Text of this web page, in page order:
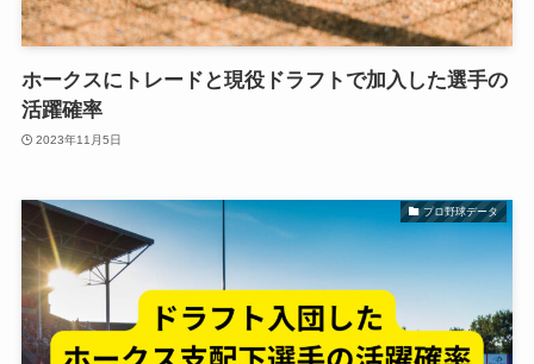
ホークスにトレードと現役ドラフトで加入した選手の
活躍確率
2023年11月5日
プロ野球データ